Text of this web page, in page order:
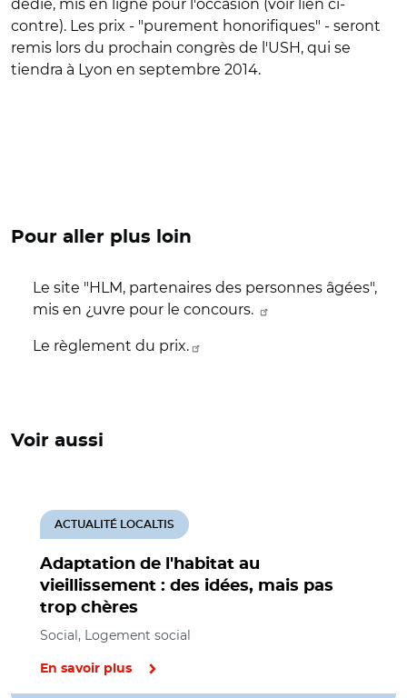
dédié, mis en ligne pour l'occasion (voir lien ci-
contre). Les prix - "purement honorifiques" - seront
remis lors du prochain congrès de l'USH, qui se
tiendra à Lyon en septembre 2014.
Pour aller plus loin
Le site "HLM, partenaires des personnes âgées",
mis en ¿uvre pour le concours.
Le règlement du prix.
Voir aussi
Adaptation de l'habitat au
vieillissement : des idées, mais pas
trop chères
ACTUALITÉ LOCALTIS
Social, Logement social
En savoir plus